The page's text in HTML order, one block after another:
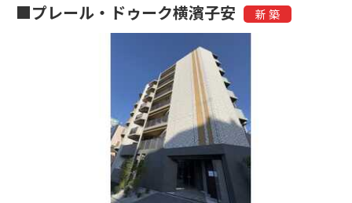
■プレール・ドゥーク横濱子安 新 築